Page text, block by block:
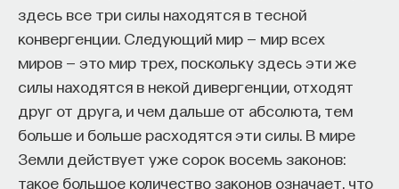
здесь все три силы находятся в тесной
конвергенции. Следующий мир — мир всех
миров — это мир трех, поскольку здесь эти же
силы находятся в некой дивергенции, отходят
друг от друга, и чем дальше от абсолюта, тем
больше и больше расходятся эти силы. В мире
Земли действует уже сорок восемь законов:
такое большое количество законов означает, что